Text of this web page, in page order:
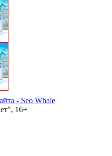
- Seo Whale
16+